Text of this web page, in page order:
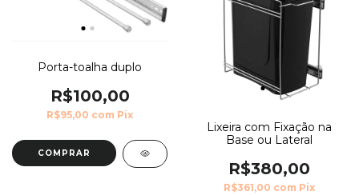
Porta-toalha duplo
R$100,00
R$95,00 com Pix
COMPRAR
Lixeira com Fixação na
Base ou Lateral
R$380,00
R$361,00 com Pix